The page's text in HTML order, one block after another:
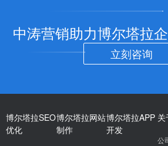
中涛营销助力博尔塔拉
立刻咨询
博尔塔拉SEO
优化
博尔塔拉网站
制作
博尔塔拉APP
开发
公